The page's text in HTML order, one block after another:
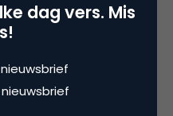
dag vers. Mis